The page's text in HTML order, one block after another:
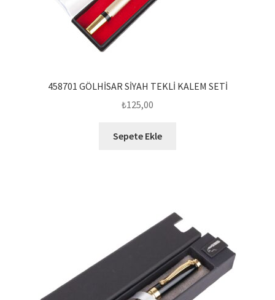
458701 GÖLHİSAR SİYAH TEKLİ KALEM SETİ
₺125,00
Sepete Ekle